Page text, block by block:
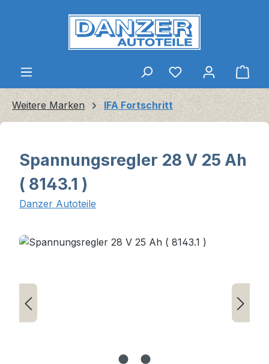
Zum Hauptinhalt springen
Weitere Marken IFA Fortschritt
Spannungsregler 28 V 25 Ah
( 8143.1 )
Danzer Autoteile
Bildergalerie überspringen